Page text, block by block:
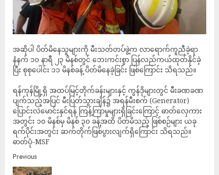
အဆိုပါ ပိတ်မိနေသူများကို မီးသတ်တပ်ဖွဲ့က လာရောက်ကူညီခဲ့ရာ
နံနက် ၁၀ နာရီ ၂၃ မိနစ်တွင် ဘေးကင်းစွာ ပြန်လည်ကယ်ထုတ်နိုင်ခဲ့
ပြီး စုစုပေါင်း ၁၁ မိနစ်ခန့် ပိတ်မိနေခဲ့ခြင်း ဖြစ်ကြောင်း သိရသည်။
ရန်ကုန်မြို့ရှိ အထပ်မြင့်တိုက်ခန်းများနှင့် ကွန်ဒိုများတွင် မီးခဏခဏ
ပျက်သည့်အပြင် မီးပြတ်သွားချိန်၌ အရန်မီးစက် (Generator)
ပြောင်းလဲမောင်းနှင်ရန် ကြန့်ကြာမှုများရှိခြင်းကြောင့် ဓာတ်လှေကား
အတွင်း ၁၀ မိနစ်မှ မိနစ် ၃၀ ခန့်အထိ ပိတ်မိသည့် ဖြစ်စဉ်များ ယခု
ရက်ပိုင်းအတွင်း ဆက်တိုက်ဖြစ်ပွားလျက်ရှိကြောင်း သိရသည်။
ဓာတ်ပုံ-MSF
Previous